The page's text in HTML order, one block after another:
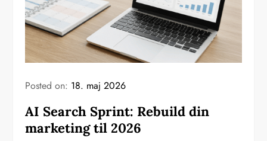
Posted on: 18. maj 2026
AI Search Sprint: Rebuild din
marketing til 2026